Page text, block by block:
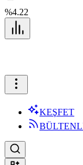
%4.22
KEŞFET